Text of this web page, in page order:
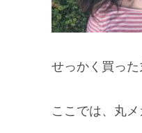
せっかく買っ
ここでは、丸